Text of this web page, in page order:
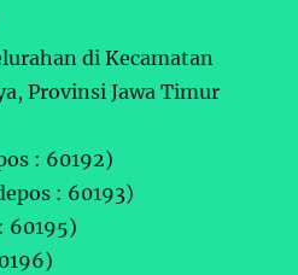
di Kecamatan
Provinsi Jawa Timur
: 60192)
: 60193)
60195)